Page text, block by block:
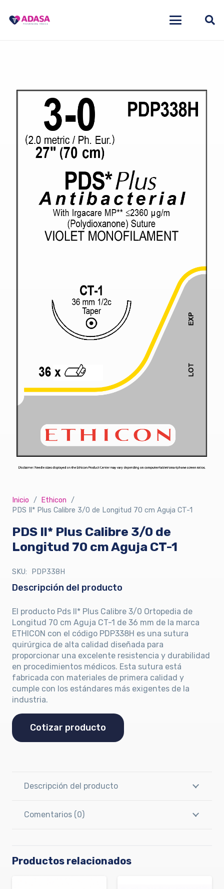
Inicio / Ethicon /
PDS Il* Plus Calibre 3/0 de Longitud 70 cm Aguja CT-1
PDS Il* Plus Calibre 3/0 de
Longitud 70 cm Aguja CT-1
SKU: PDP338H
Descripción del producto
El producto Pds II* Plus Calibre 3/0 Ortopedia de
Longitud 70 cm Aguja CT-1 de 36 mm de la marca
ETHICON con el código PDP338H es una sutura
quirúrgica de alta calidad diseñada para
proporcionar una excelente resistencia y durabilidad
en procedimientos médicos. Esta sutura está
fabricada con materiales de primera calidad y
cumple con los estándares más exigentes de la
industria.
Cotizar producto
Descripción del producto
Comentarios (0)
Productos relacionados